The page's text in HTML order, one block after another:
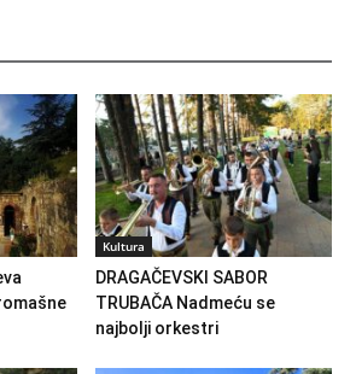
Kultura
DRAGAČEVSKI SABOR
TRUBAČA Nadmeću se
najbolji orkestri